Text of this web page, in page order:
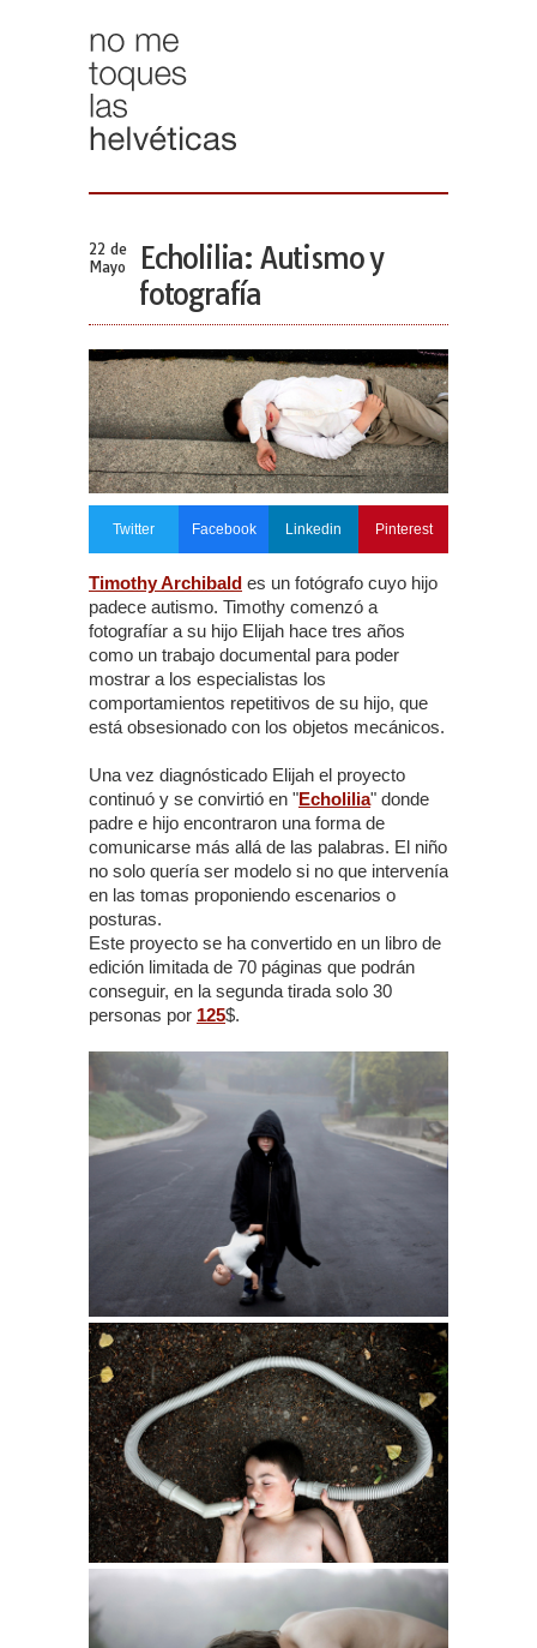
22 de
Mayo
Echolilia: Autismo y
fotografía
Twitter Facebook Linkedin Pinterest
Timothy Archibald es un fotógrafo cuyo hijo
padece autismo. Timothy comenzó a
fotografíar a su hijo Elijah hace tres años
como un trabajo documental para poder
mostrar a los especialistas los
comportamientos repetitivos de su hijo, que
está obsesionado con los objetos mecánicos.
Una vez diagnósticado Elijah el proyecto
continuó y se convirtió en "Echolilia" donde
padre e hijo encontraron una forma de
comunicarse más allá de las palabras. El niño
no solo quería ser modelo si no que intervenía
en las tomas proponiendo escenarios o
posturas.
Este proyecto se ha convertido en un libro de
edición limitada de 70 páginas que podrán
conseguir, en la segunda tirada solo 30
personas por 125$.